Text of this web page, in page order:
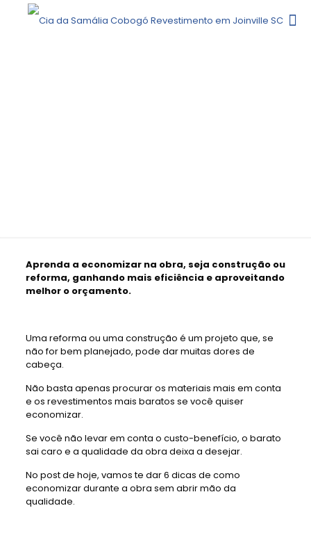
Aprenda a economizar na obra, seja construção ou
reforma, ganhando mais eficiência e aproveitando
melhor o orçamento.
Uma reforma ou uma construção é um projeto que, se
não for bem planejado, pode dar muitas dores de
cabeça.
Não basta apenas procurar os materiais mais em conta
e os revestimentos mais baratos se você quiser
economizar.
Se você não levar em conta o custo-benefício, o barato
sai caro e a qualidade da obra deixa a desejar.
No post de hoje, vamos te dar 6 dicas de como
economizar durante a obra sem abrir mão da
qualidade.